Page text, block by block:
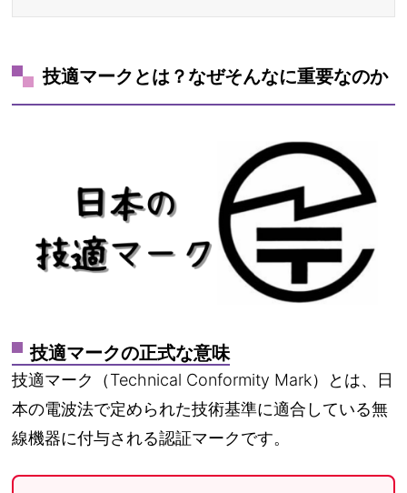
技適マークとは？なぜそんなに重要なのか
技適マークの正式な意味
技適マーク（Technical Conformity Mark）とは、日
本の電波法で定められた技術基準に適合している無
線機器に付与される認証マークです。